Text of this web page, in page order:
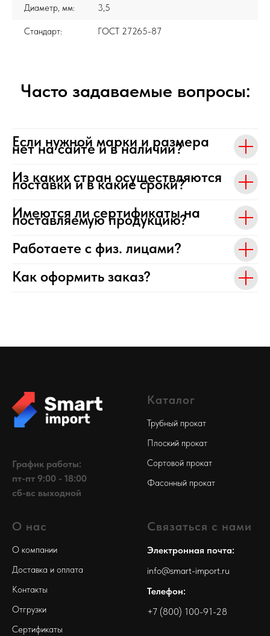
Диаметр, мм: 3,5
Стандарт: ГОСТ 27265-87
Часто задаваемые вопросы:
Если нужной марки и размера
нет на сайте и в наличии?
Из каких стран осуществляются
поставки и в какие сроки?
Имеются ли сертификаты на
поставляемую продукцию?
Работаете с физ. лицами?
Как оформить заказ?
График работы:
пт-пт 9:00 - 18:00
сб-вс выходной
Каталог
Трубный прокат
Плоский прокат
Сортовой прокат
Фасонный прокат
О нас
О компании
Доставка и оплата
Контакты
Отгрузки
Сертификаты
Связаться с нами
Электронная почта:
info@smart-import.ru
Телефон:
+7 (800) 100-91-28